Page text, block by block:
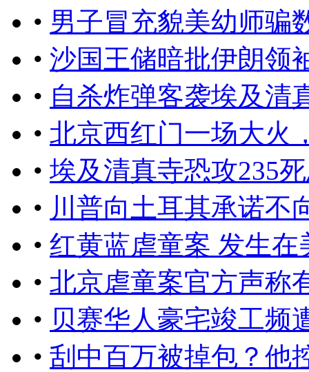
• 男子冒充貌美幼师骗
• 沙国王储暗批伊朗领
• 自杀炸弹客袭埃及清
• 北京西红门一场大火
• 埃及清真寺恐攻235
• 川普向土耳其承诺不
• 红黄蓝虐童案 发生在
• 北京虐童案官方声称
• 贝赛华人豪宅竣工频
• 刮中百万被掉包？他